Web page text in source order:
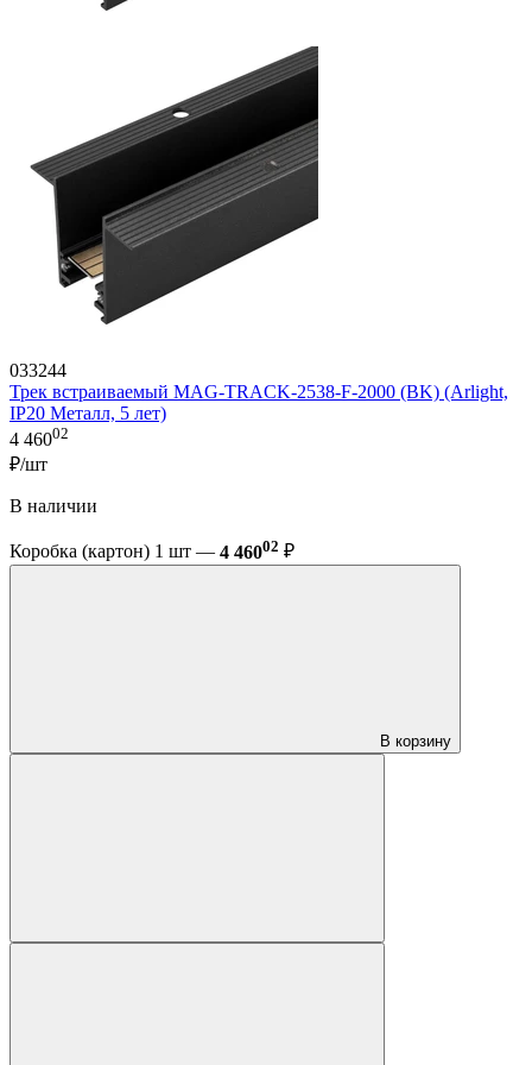
033244
Трек встраиваемый MAG-TRACK-2538-F-2000 (BK) (Arlight,
IP20 Металл, 5 лет)
4 46002
₽/шт
В наличии
Коробка (картон) 1 шт — 4 46002 ₽
В корзину